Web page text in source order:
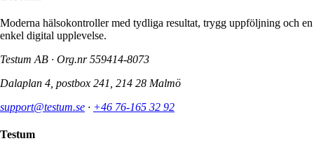
Moderna hälsokontroller med tydliga resultat, trygg uppföljning och en
enkel digital upplevelse.
Testum AB · Org.nr559414-8073
Dalaplan 4, postbox 241, 214 28 Malmö
support@testum.se · +46 76-165 32 92
Testum